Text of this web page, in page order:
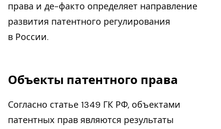
права и де-факто определяет направление
развития патентного регулирования
в России.
Объекты патентного права
Согласно статье 1349 ГК РФ, объектами
патентных прав являются результаты